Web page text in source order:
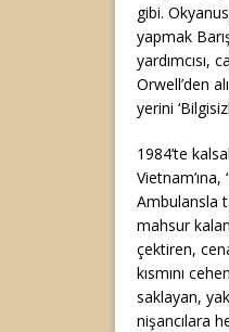
gibi.
yapmak
yardımcısı,
Orwell’den
yerini
1984’te
Ambulansla
mahsur
çektiren,
kısmını
saklayan,
nişancılara